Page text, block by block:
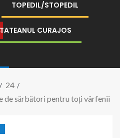
TOPEDIL/STOPEDIL
CURAJOS
24
de sărbători pentru toți vârfenii